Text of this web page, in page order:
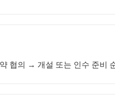
협의 → 개설 또는 인수 준비